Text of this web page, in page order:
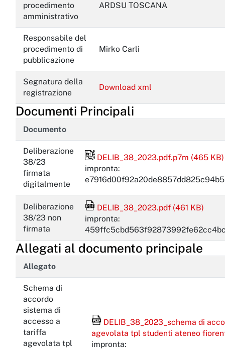
procedimento
amministrativo
ARDSU TOSCANA
Responsabile del
procedimento di
pubblicazione
Mirko Carli
Segnatura della
registrazione
Download xml
Documenti Principali
Documento
Deliberazione
38/23
firmata
digitalmente
File firmato digitalmente
DELIB_38_2023.pdf.p7m (465 KB)
impronta:
Deliberazione
38/23 non
firmata
File Acrobat Reader
DELIB_38_2023.pdf (461 KB)
impronta:
Allegati al documento principale
Allegato
Schema di
accordo
sistema di
accesso a
tariffa
agevolata tpl
File Acrobat Reader
DELIB_38_2023_schema di
agevolata tpl studenti ateneo
impronta: